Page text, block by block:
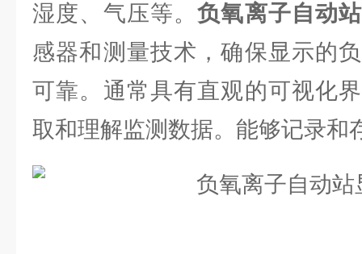
湿度、气压等。负氧离子自动
感器和测量技术，确保显示的
可靠。通常具有直观的可视化
取和理解监测数据。能够记录和